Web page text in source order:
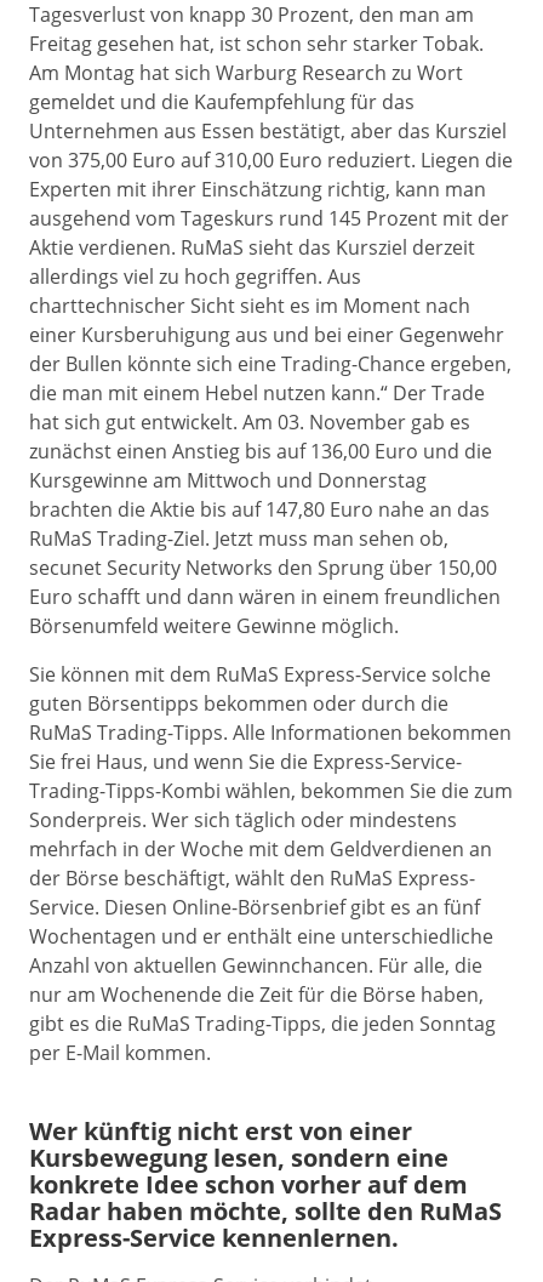
Tagesverlust von knapp 30 Prozent, den man am
Freitag gesehen hat, ist schon sehr starker Tobak.
Am Montag hat sich Warburg Research zu Wort
gemeldet und die Kaufempfehlung für das
Unternehmen aus Essen bestätigt, aber das Kursziel
von 375,00 Euro auf 310,00 Euro reduziert. Liegen die
Experten mit ihrer Einschätzung richtig, kann man
ausgehend vom Tageskurs rund 145 Prozent mit der
Aktie verdienen. RuMaS sieht das Kursziel derzeit
allerdings viel zu hoch gegriffen. Aus
charttechnischer Sicht sieht es im Moment nach
einer Kursberuhigung aus und bei einer Gegenwehr
der Bullen könnte sich eine Trading-Chance ergeben,
die man mit einem Hebel nutzen kann.“ Der Trade
hat sich gut entwickelt. Am 03. November gab es
zunächst einen Anstieg bis auf 136,00 Euro und die
Kursgewinne am Mittwoch und Donnerstag
brachten die Aktie bis auf 147,80 Euro nahe an das
RuMaS Trading-Ziel. Jetzt muss man sehen ob,
secunet Security Networks den Sprung über 150,00
Euro schafft und dann wären in einem freundlichen
Börsenumfeld weitere Gewinne möglich.
Sie können mit dem RuMaS Express-Service solche
guten Börsentipps bekommen oder durch die
RuMaS Trading-Tipps. Alle Informationen bekommen
Sie frei Haus, und wenn Sie die Express-Service-
Trading-Tipps-Kombi wählen, bekommen Sie die zum
Sonderpreis. Wer sich täglich oder mindestens
mehrfach in der Woche mit dem Geldverdienen an
der Börse beschäftigt, wählt den RuMaS Express-
Service. Diesen Online-Börsenbrief gibt es an fünf
Wochentagen und er enthält eine unterschiedliche
Anzahl von aktuellen Gewinnchancen. Für alle, die
nur am Wochenende die Zeit für die Börse haben,
gibt es die RuMaS Trading-Tipps, die jeden Sonntag
per E-Mail kommen.
Wer künftig nicht erst von einer
Kursbewegung lesen, sondern eine
konkrete Idee schon vorher auf dem
Radar haben möchte, sollte den RuMaS
Express-Service kennenlernen.